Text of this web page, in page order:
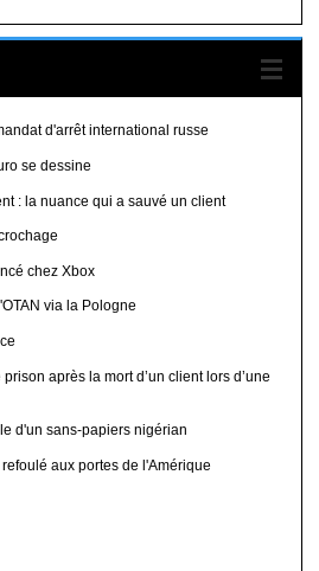
d'arrêt international russe
se dessine
: la nuance qui a sauvé un client
chez Xbox
via la Pologne
après la mort d’un client lors d’une
d'un sans-papiers nigérian
aux portes de l'Amérique